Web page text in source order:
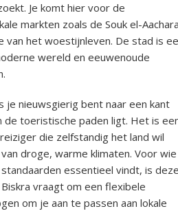
Je komt hier voor de
markten zoals de Souk el-
van het woestijnleven. De stad is
wereld en eeuwenoude
je nieuwsgierig bent naar een kant
de toeristische paden ligt. Het is
die zelfstandig het land wil
droge, warme klimaten. Voor wie
essentieel vindt, is
vraagt om een flexibele
om je aan te passen aan lokale